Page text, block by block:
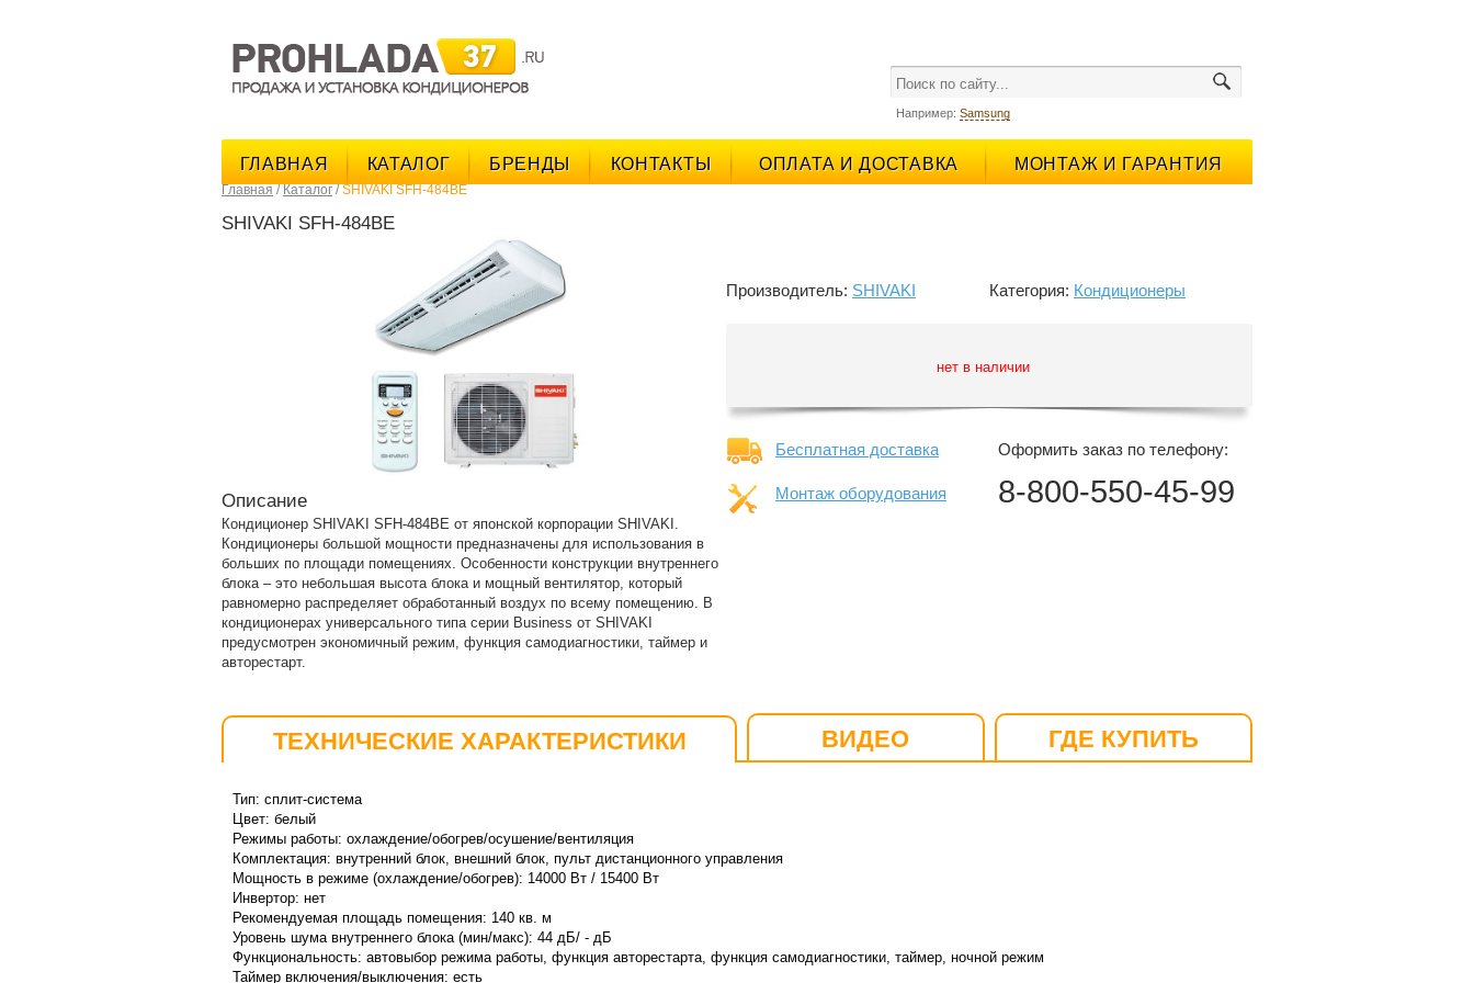
Например: Samsung
ГЛАВНАЯ КАТАЛОГ БРЕНДЫ КОНТАКТЫ ОПЛАТА И ДОСТАВКА МОНТАЖ И ГАРАНТИЯ
Главная / Каталог /SHIVAKI SFH-484BE
SHIVAKI SFH-484BE
Описание
Кондиционер SHIVAKI SFH-484BE от японской корпорации SHIVAKI.
Кондиционеры большой мощности предназначены для использования в
больших по площади помещениях. Особенности конструкции внутреннего
блока – это небольшая высота блока и мощный вентилятор, который
равномерно распределяет обработанный воздух по всему помещению. В
кондиционерах универсального типа серии Business от SHIVAKI
предусмотрен экономичный режим, функция самодиагностики, таймер и
авторестарт.
Производитель: SHIVAKI Категория: Кондиционеры
нет в наличии
Бесплатная доставка
Монтаж оборудования
Оформить заказ по телефону:
8-800-550-45-99
ТЕХНИЧЕСКИЕ ХАРАКТЕРИСТИКИ ВИДЕО ГДЕ КУПИТЬ
Тип: сплит-система
Цвет: белый
Режимы работы: охлаждение/обогрев/осушение/вентиляция
Комплектация: внутренний блок, внешний блок, пульт дистанционного управления
Мощность в режиме (охлаждение/обогрев): 14000 Вт / 15400 Вт
Инвертор: нет
Рекомендуемая площадь помещения: 140 кв. м
Уровень шума внутреннего блока (мин/макс): 44 дБ/ - дБ
Функциональность: автовыбор режима работы, функция авторестарта, функция самодиагностики, таймер, ночной режим
Таймер включения/выключения: есть